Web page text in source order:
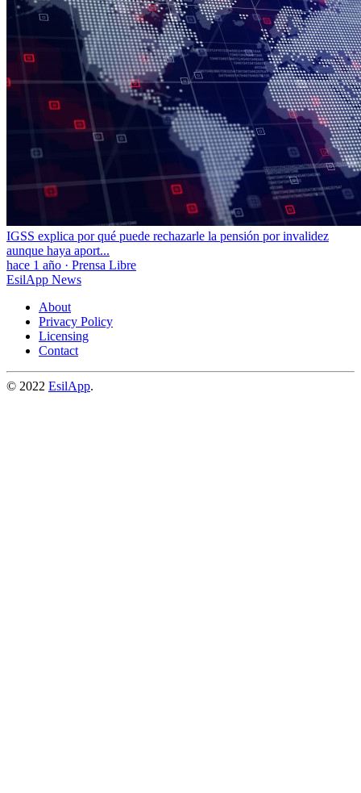
IGSS explica por qué puede rechazarle la pensión por invalidez
aunque haya aport...
hace 1 año · Prensa Libre
EsilApp News
About
Privacy Policy
Licensing
Contact
© 2022 EsilApp.